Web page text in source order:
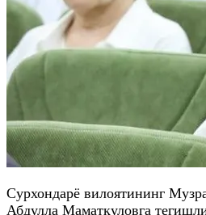
Сурхондарё вилоятининг
Абдулла Маматқуловга